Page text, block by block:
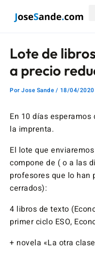
Lote de
a precio
Por Jose Sande / 18/04/2020
En 10 días
la imprenta.
El lote que
compone de ( o a las
profesores que lo han
cerrados):
4 libros de texto
primer ciclo ESO,
+ novela «La otra
de